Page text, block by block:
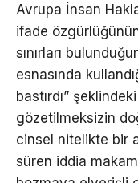
Avrupa İnsan
ifade
sınırları
esnasında
bastırdı”
gözetilmeksizin
cinsel nitelikte bir
süren iddia